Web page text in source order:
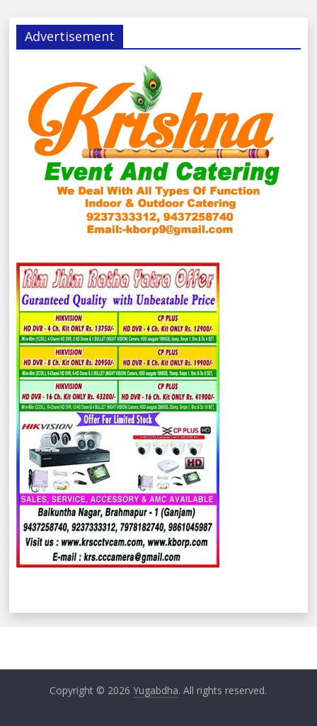
Advertisement
Copyright © 2026Yugabdha. All rights reserved.